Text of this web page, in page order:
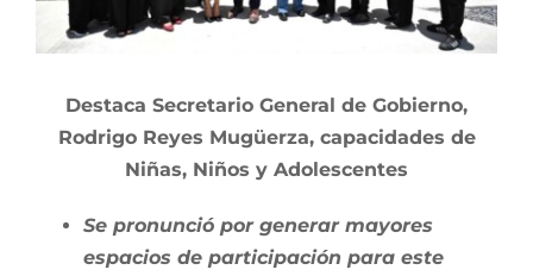
Destaca Secretario General de Gobierno,
Rodrigo Reyes Mugüerza, capacidades de
Niñas, Niños y Adolescentes
Se pronunció por generar mayores
espacios de participación para este